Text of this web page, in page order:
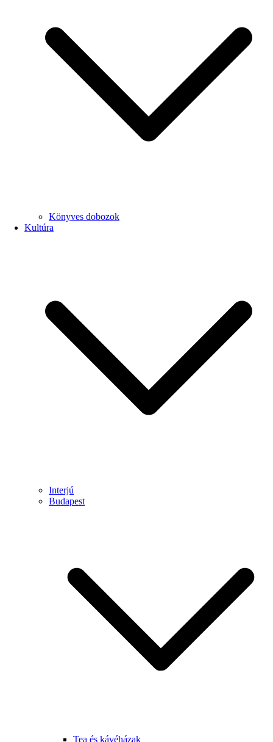
Könyves dobozok
Kultúra
Interjú
Budapest
Tea és kávéházak